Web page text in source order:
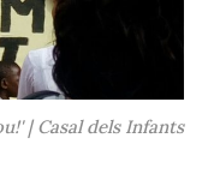
| Casal dels Infants